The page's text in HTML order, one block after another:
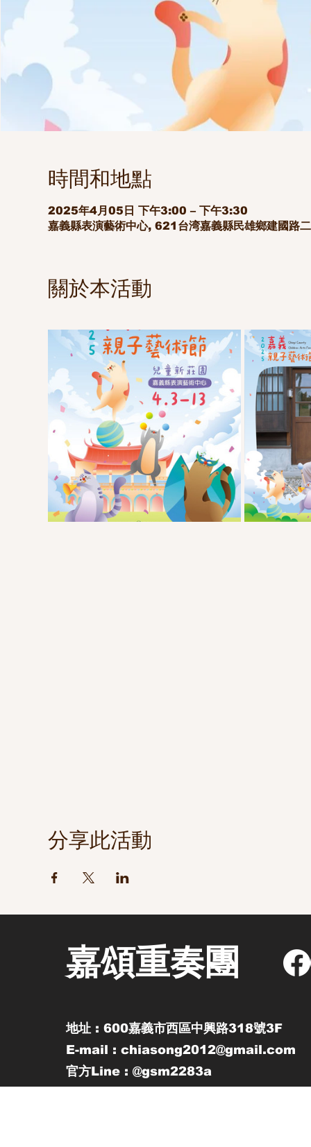
時間和地點
2025年4月05日 下午3:00 – 下午3:30
嘉義縣表演藝術中心, 621台湾嘉義縣民雄鄉建國路
關於本活動
分享此活動
嘉頌重奏團
地址 : 600嘉義市西區中興路318號3F
E-mail : chiasong2012@gmail.com
官方Line : @gsm2283a